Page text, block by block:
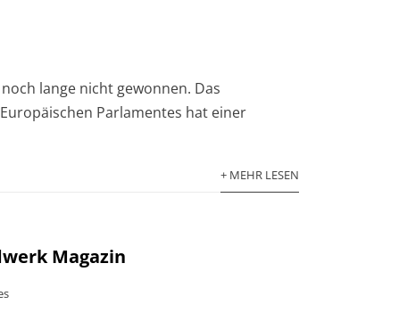
lange nicht gewonnen. Das
Parlamentes hat einer
+ MEHR LESEN
Magazin